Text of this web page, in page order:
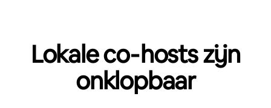
Lokale co‑hosts zijn
onklopbaar